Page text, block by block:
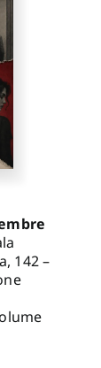
142 –